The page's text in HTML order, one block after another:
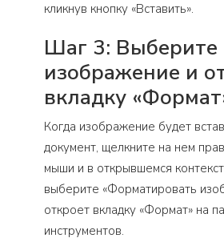
кликнув кнопку «Вставить».
Шаг 3: Выберите
изображение и
вкладку
Когда изображение будет
документ, щелкните на нем
мыши и в открывшемся
выберите «Форматировать
откроет вкладку «Формат» на
инструментов.